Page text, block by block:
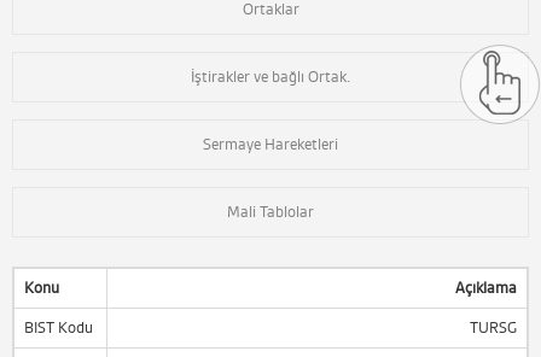
Ortaklar
İştirakler ve bağlı Ortak.
Sermaye Hareketleri
Mali Tablolar
Konu Açıklama
BIST Kodu TURSG